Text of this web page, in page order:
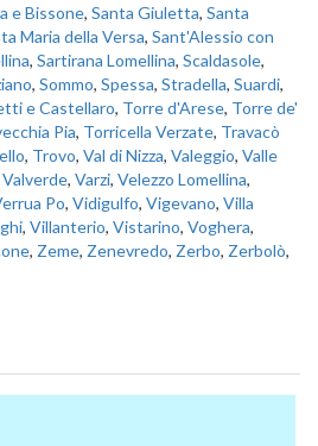
e Bissone, Santa Giuletta, Santa
Maria della Versa, Sant'Alessio con
, Sartirana Lomellina, Scaldasole,
, Sommo, Spessa, Stradella, Suardi,
e Castellaro, Torre d'Arese, Torre de'
Pia, Torricella Verzate, Travacò
, Trovo, Val di Nizza, Valeggio, Valle
Valverde, Varzi, Velezzo Lomellina,
Po, Vidigulfo, Vigevano, Villa
, Villanterio, Vistarino, Voghera,
, Zeme, Zenevredo, Zerbo, Zerbolò,